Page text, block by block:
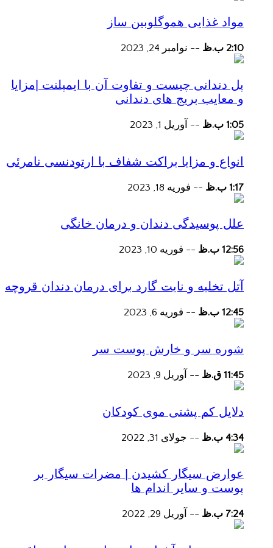
مواد غذایی هموگلوبین ساز
2:10 ب.ظ -- نوامبر 24, 2023
پل دندانی چیست و تفاوت آن با ایمپلنت |مزایا
و معایب بریج های دندانی
1:05 ب.ظ -- آوریل 1, 2023
انواع و مزایا براکت شفاف با ارتودنسی نامرئی
1:17 ب.ظ -- فوریه 18, 2023
علل پوسیدگی دندان و درمان خانگی
12:56 ب.ظ -- فوریه 10, 2023
آتل تخلیه و نایت گارد برای درمان دندان قروچه
12:45 ب.ظ -- فوریه 6, 2023
شوره سر و خارش پوست سر
11:45 ق.ظ -- آوریل 9, 2023
دلایل کم پشتی موی کودکان
4:34 ب.ظ -- جولای 31, 2022
عوارض سیگار کشیدن | مضرات سیگار بر
پوست و سایر اندام ها
7:24 ب.ظ -- آوریل 29, 2022